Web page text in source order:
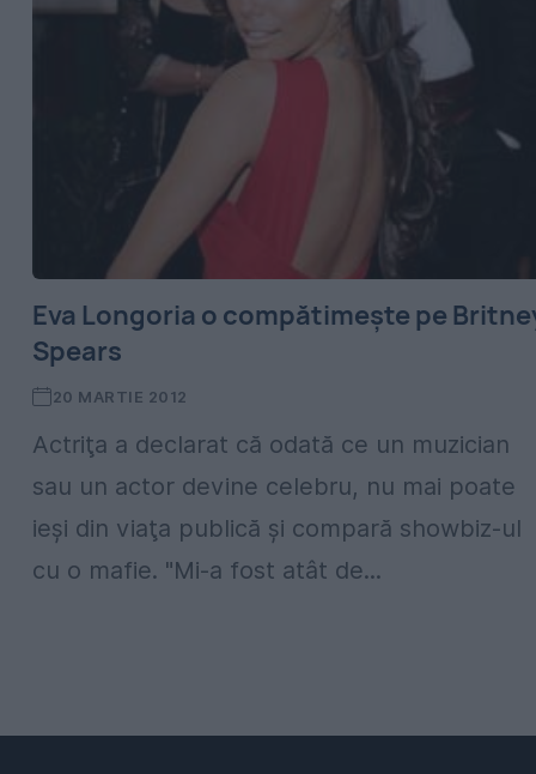
Eva Longoria o compătimeşte pe
Spears
20 MARTIE 2012
Actriţa a declarat că odată ce un muzician
sau un actor devine celebru, nu mai poate
ieşi din viaţa publică şi compară showbiz-ul
cu o mafie. "Mi-a fost atât de...